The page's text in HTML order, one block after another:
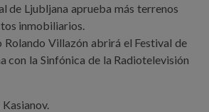
de Ljubljana aprueba más terrenos
inmobiliarios.
Rolando Villazón abrirá el Festival de
con la Sinfónica de la Radiotelevisión